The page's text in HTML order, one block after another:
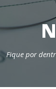
Fique por